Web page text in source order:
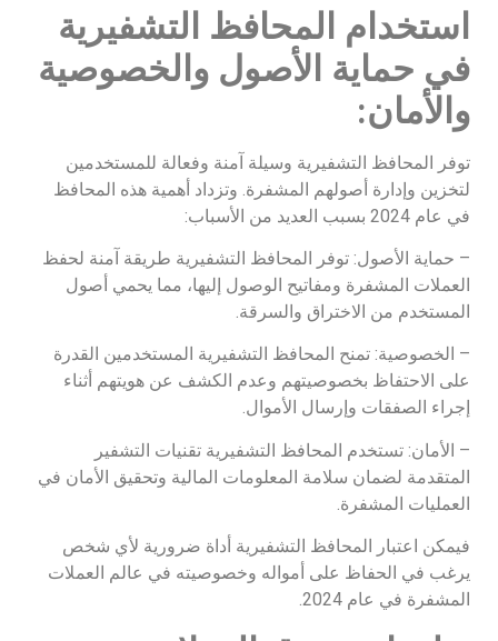
استخدام المحافظ التشفيرية
في حماية الأصول والخصوصية
والأمان:
توفر المحافظ التشفيرية وسيلة آمنة وفعالة للمستخدمين
لتخزين وإدارة أصولهم المشفرة. وتزداد أهمية هذه المحافظ
في عام 2024 بسبب العديد من الأسباب:
– حماية الأصول: توفر المحافظ التشفيرية طريقة آمنة لحفظ
العملات المشفرة ومفاتيح الوصول إليها، مما يحمي أصول
المستخدم من الاختراق والسرقة.
– الخصوصية: تمنح المحافظ التشفيرية المستخدمين القدرة
على الاحتفاظ بخصوصيتهم وعدم الكشف عن هويتهم أثناء
إجراء الصفقات وإرسال الأموال.
– الأمان: تستخدم المحافظ التشفيرية تقنيات التشفير
المتقدمة لضمان سلامة المعلومات المالية وتحقيق الأمان في
العمليات المشفرة.
فيمكن اعتبار المحافظ التشفيرية أداة ضرورية لأي شخص
يرغب في الحفاظ على أمواله وخصوصيته في عالم العملات
المشفرة في عام 2024.